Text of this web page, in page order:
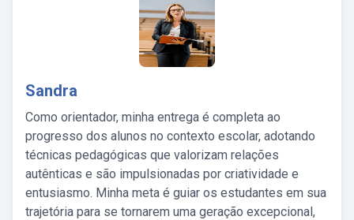
Sandra
Como orientador, minha entrega é completa ao
progresso dos alunos no contexto escolar, adotando
técnicas pedagógicas que valorizam relações
autênticas e são impulsionadas por criatividade e
entusiasmo. Minha meta é guiar os estudantes em sua
trajetória para se tornarem uma geração excepcional,